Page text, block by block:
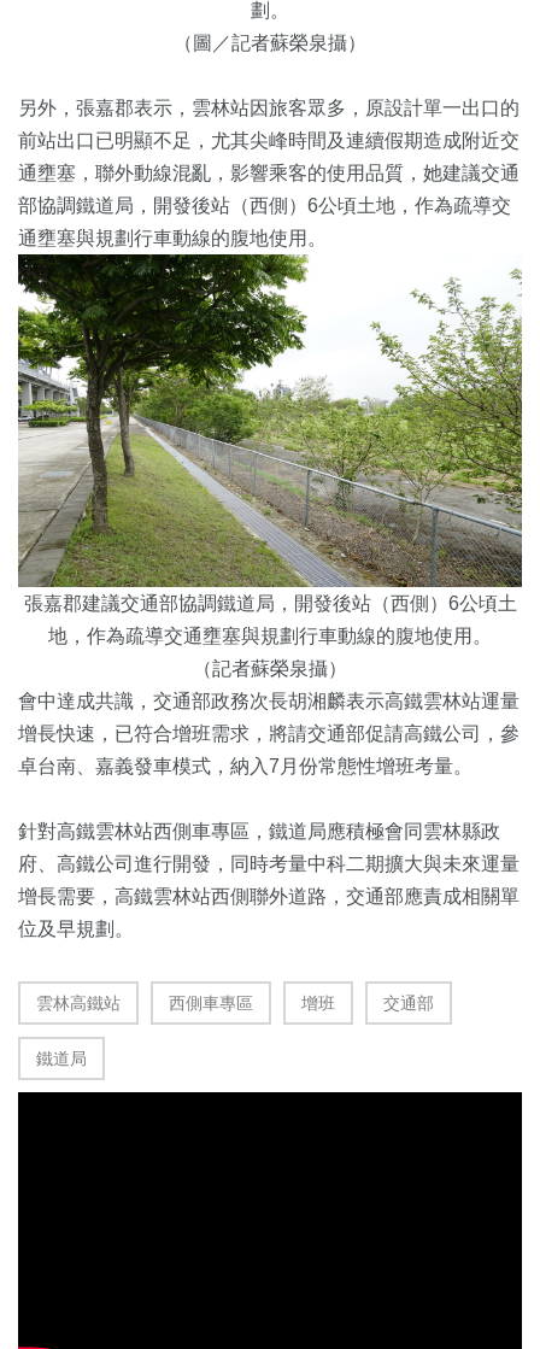
劃。
（圖／記者蘇榮泉攝）
另外，張嘉郡表示，雲林站因旅客眾多，原設計單一出口的
前站出口已明顯不足，尤其尖峰時間及連續假期造成附近交
通壅塞，聯外動線混亂，影響乘客的使用品質，她建議交通
部協調鐵道局，開發後站（西側）6公頃土地，作為疏導交
通壅塞與規劃行車動線的腹地使用。
張嘉郡建議交通部協調鐵道局，開發後站（西側）6公頃土
地，作為疏導交通壅塞與規劃行車動線的腹地使用。
（記者蘇榮泉攝）
會中達成共識，交通部政務次長胡湘麟表示高鐵雲林站運量
增長快速，已符合增班需求，將請交通部促請高鐵公司，參
卓台南、嘉義發車模式，納入7月份常態性增班考量。
針對高鐵雲林站西側車專區，鐵道局應積極會同雲林縣政
府、高鐵公司進行開發，同時考量中科二期擴大與未來運量
增長需要，高鐵雲林站西側聯外道路，交通部應責成相關單
位及早規劃。
雲林高鐵站 西側車專區 增班 交通部
鐵道局